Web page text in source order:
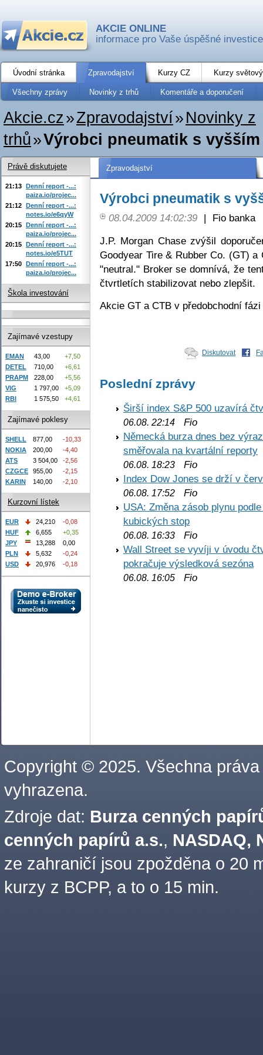
AKCIE ONLINE
informace pro Vaše úspěšné investice
Úvodní stránka Zpravodajství Kurzy CZ Kurzy
Všechny zprávy Novinky z trhů Komentáře a doporučení
Akcie.cz»Zpravodajství» Novinky z
trhů»Výrobci pneumatik s
Zpravodajství
Výrobci pneumatik s
08.04.2009 14:02:39 |
Fio banka
J.P. Morgan Chase zvýšil
Goodyear Tire & Rubber Co. (GT)
"neutral." Broker se domnívá, že
čtvrtletích stabilizovat nebo zlepšit.
Akcie GT a CTB v předobchodní
Diskutovat
Poslední zprávy
Širší index S&P 500 uzavírá
06.08. 22:14 Fio
Německá burza dnes bez
směřovala na kvartální reporty
06.08. 18:23 Fio
Index Dow Jones se drží v
06.08. 17:52 Fio
USA: Změna zásob plynu
kubických stop
06.08. 16:33 Fio
Wall Street se vyvíji v úvodu
pokračuje výsledková sezóna
06.08. 16:05 Fio
Právě diskutujete
21:13 Denní report -...:
paiza.io/projec...
21:12 Denní report -...:
notes.io/e6qyW
20:15 Denní report -...:
paiza.io/projec...
20:15 Denní report -...:
notes.io/e5TUT
17:50 Denní report -...:
paiza.io/projec...
Škola investování
Zajímavé vzestupy
EMAN 43,00
+7,50
DETEL
710,00
+6,61
PRAPM
228,00
+5,56
VIG
1 797,00
+5,09
RBI
1 575,50 +4,61
Zajímavé poklesy
SHELL 877,00
-10,33
NOKIA
200,00
-4,40
ATS
3 504,00
-2,56
CZGCE
955,00
-2,15
KARIN
140,00 -2,10
Kurzovní lístek
EUR 24,210
-0,08
HUF
6,655
+0,35
JPY
13,288
0,00
PLN
5,632
-0,24
USD
20,976 -0,18
Copyright © 2025. Všechna práva
vyhrazena.
Zdroje dat: Burza cenných
cenných papírů a.s., NASDAQ,
ze zahraničí jsou zpožděna o 20
kurzy z BCPP, a to o 15 min.